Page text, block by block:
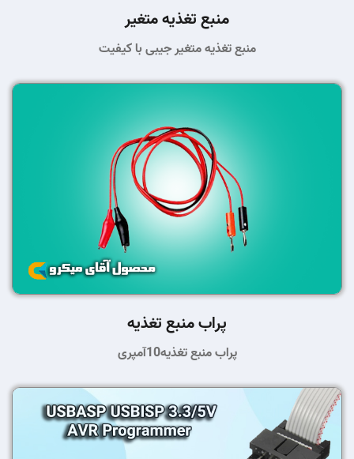
منبع تغذیه متغیر
منبع تغذیه متغیر جیبی با کیفیت
پراب منبع تغذیه
پراب منبع تغذیه10آمپری